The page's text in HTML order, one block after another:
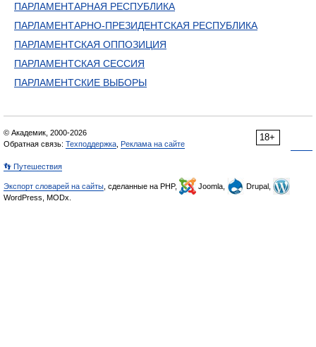
ПАРЛАМЕНТАРНАЯ РЕСПУБЛИКА
ПАРЛАМЕНТАРНО-ПРЕЗИДЕНТСКАЯ РЕСПУБЛИКА
ПАРЛАМЕНТСКАЯ ОППОЗИЦИЯ
ПАРЛАМЕНТСКАЯ СЕССИЯ
ПАРЛАМЕНТСКИЕ ВЫБОРЫ
18+
© Академик, 2000-2026
Обратная связь: Техподдержка Реклама на сайте
👣 Путешествия
Экспорт словарей на сайты , сделанные на PHP, Joomla,
Drupal,
WordPress, MODx.